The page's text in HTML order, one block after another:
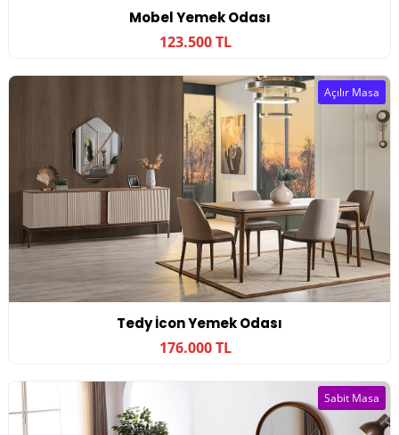
Mobel Yemek Odası
123.500 TL
Tedy İcon Yemek Odası
176.000 TL
Açılır Masa
Sabit Masa